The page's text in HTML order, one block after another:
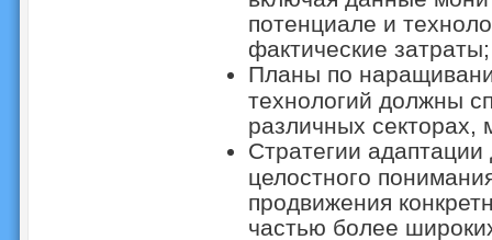
потенциале и
фактические затраты;
Планы по
технологий должны
различных секторах,
Стратегии
целостного
продвижения
частью более